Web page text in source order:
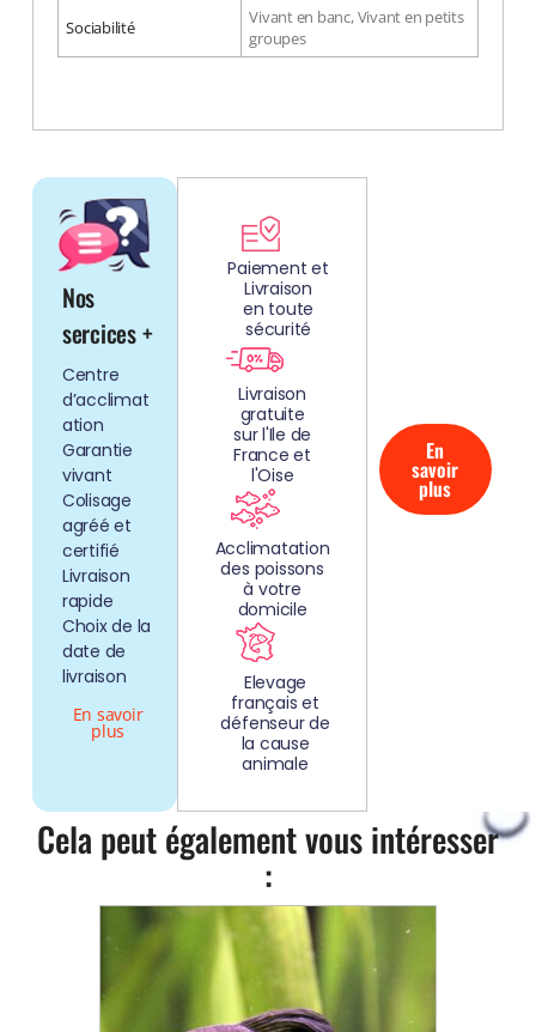
Sociabilité
Vivant en banc, Vivant en petits
groupes
Nos
sercices +
Centre
d’acclimat
ation
Garantie
vivant
Colisage
agréé et
certifié
Livraison
rapide
Choix de la
date de
livraison
En savoir
plus
Paiement et
Livraison
en toute
sécurité
Livraison
gratuite
sur l'Ile de
France et
l'Oise
Acclimatation
des poissons
à votre
domicile
Elevage
français et
défenseur de
la cause
animale
En
savoir
plus
Cela peut également vous intéresser
: